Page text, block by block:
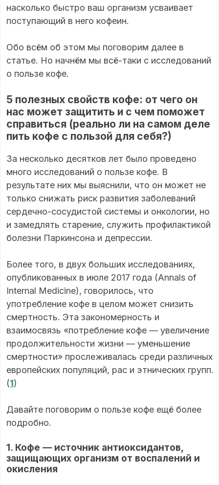
насколько быстро ваш организм усваивает
поступающий в него кофеин.
Обо всём об этом мы поговорим далее в
статье. Но начнём мы всё-таки с исследований
о пользе кофе.
5 полезных свойств кофе: от чего он
нас может защитить и с чем поможет
справиться (реально ли на самом деле
пить кофе с пользой для себя?)
За несколько десятков лет было проведено
много исследований о пользе кофе. В
результате них мы выяснили, что он может не
только снижать риск развития заболеваний
сердечно-сосудистой системы и онкологии, но
и замедлять старение, служить профилактикой
болезни Паркинсона и депрессии.
Более того, в двух больших исследованиях,
опубликованных в июле 2017 года (Annals of
Internal Medicine), говорилось, что
употребление кофе в целом может снизить
смертность. Эта закономерность и
взаимосвязь «потребление кофе — увеличение
продолжительности жизни — уменьшение
смертности» прослеживалась среди различных
европейских популяций, рас и этнических групп.
(1)
Давайте поговорим о пользе кофе ещё более
подробно.
1. Кофе — источник антиоксидантов,
защищающих организм от воспалений и
окисления